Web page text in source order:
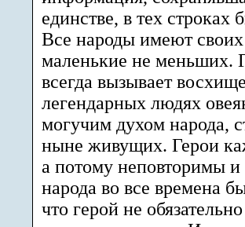
единстве, в тех
Все народы имеют
маленькие не меньших.
всегда вызывает
легендарных людях
могучим духом народа,
ныне живущих. Герои
а потому неповторимы
народа во все времена
что герой не